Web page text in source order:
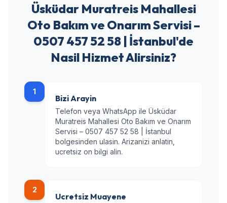
Üsküdar Muratreis Mahallesi
Oto Bakım ve Onarım Servisi –
0507 457 52 58 | İstanbul'de
Nasil Hizmet Alirsiniz?
1
Bizi Arayin
Telefon veya WhatsApp ile Üsküdar
Muratreis Mahallesi Oto Bakım ve Onarım
Servisi – 0507 457 52 58 | İstanbul
bolgesinden ulasin. Arizanizi anlatin,
ucretsiz on bilgi alin.
2
Ucretsiz Muayene